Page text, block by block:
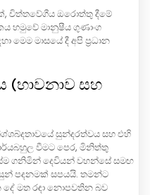
චිත්තවේගීය ඔරොත්තු දීමේ
හමුවේ මානුෂීය ගුණාංග
මෙම මාසයේ දී අපි ප්‍රධාන
(භාවනාව සහ
සුන්දරත්වය සහ එහි
වීමට පෙර, මිනිත්තු
ගනිමින් දෙවියන් වහන්සේ සමඟ
පදනමක් සපයයි. තමන්ට
දේ මත රඳා නොපවතින බව